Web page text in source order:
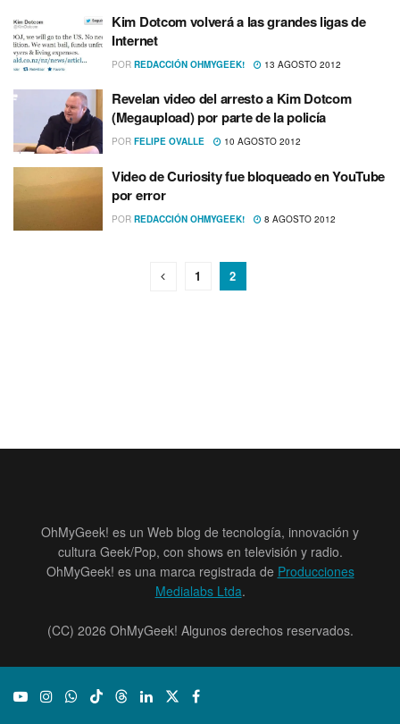
Kim Dotcom volverá a las grandes ligas de
Internet
POR REDACCIÓN OHMYGEEK! 13 AGOSTO 2012
Revelan video del arresto a Kim Dotcom
(Megaupload) por parte de la policí­a
POR FELIPE OVALLE 10 AGOSTO 2012
Video de Curiosity fue bloqueado en YouTube
por error
POR REDACCIÓN OHMYGEEK! 8 AGOSTO 2012
1 2
OhMyGeek! es un Web blog de tecnología, innovación y
cultura Geek/Pop, con shows en televisión y radio.
OhMyGeek! es una marca registrada de Producciones
Medialabs Ltda.
(CC) 2026 OhMyGeek! Algunos derechos reservados.